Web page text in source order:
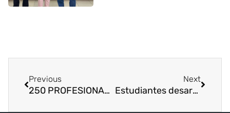
Previous
250 PROFESIONALES EGRESADOS DE ISAE UNIVERSIDAD SEDE PANAMÁ
Next
Estudiantes desarollan “Proyecto Lúdico”